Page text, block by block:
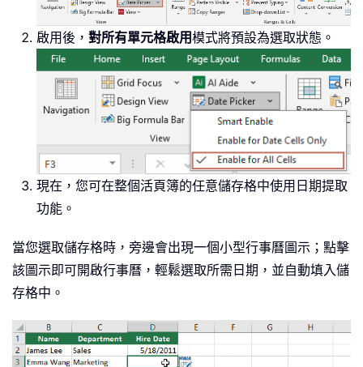
啟用後， 對所有單元格啟用模式將預設為選取狀態。
現在，您可在整個活頁簿的任意儲存格中使用日期提取
功能。
當您選取儲存格時，旁邊會出現一個小型行事曆圖示；點擊
該圖示即可開啟行事曆，輕鬆選取所需日期，並自動填入儲
存格中。